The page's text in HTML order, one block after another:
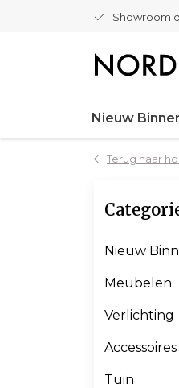
Showroom
Nieuw
Terug naar
Nieuw
Meubelen
Verlichting
Accessoires
Tuin